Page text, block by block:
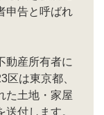
申告と呼ばれ
動産所有者に
は東京都、
た土地・家屋
付します。